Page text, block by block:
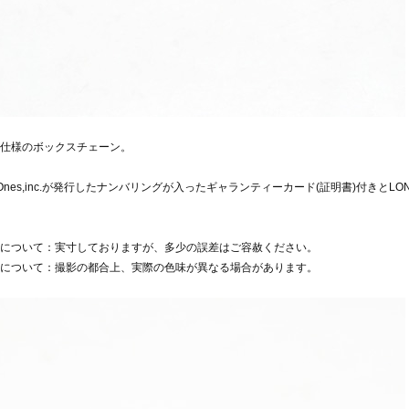
様のボックスチェーン。
が発行したナンバリングが入ったギャランティーカード(証明書)付きと
ついて：実寸しておりますが、多少の誤差はご容赦ください。
ついて：撮影の都合上、実際の色味が異なる場合があります。